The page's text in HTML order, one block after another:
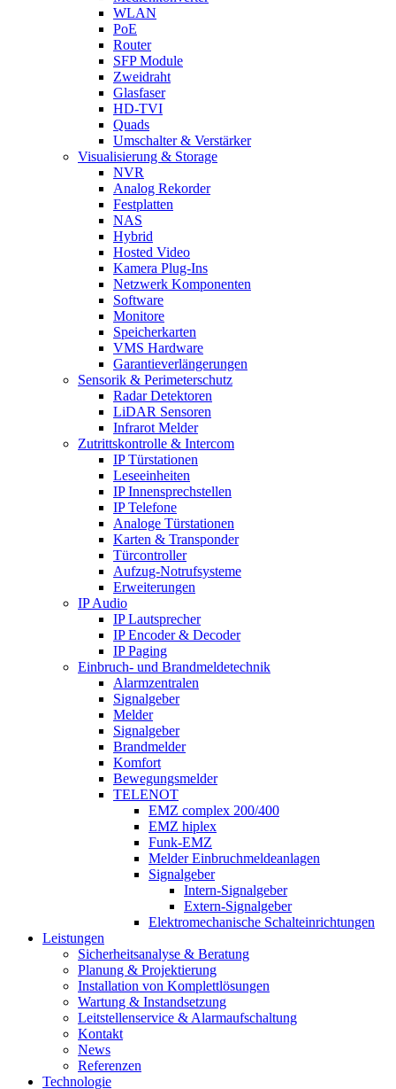
WLAN
PoE
Router
SFP Module
Zweidraht
Glasfaser
HD-TVI
Quads
Umschalter & Verstärker
Visualisierung & Storage
NVR
Analog Rekorder
Festplatten
NAS
Hybrid
Hosted Video
Kamera Plug-Ins
Netzwerk Komponenten
Software
Monitore
Speicherkarten
VMS Hardware
Garantieverlängerungen
Sensorik & Perimeterschutz
Radar Detektoren
LiDAR Sensoren
Infrarot Melder
Zutrittskontrolle & Intercom
IP Türstationen
Leseeinheiten
IP Innensprechstellen
IP Telefone
Analoge Türstationen
Karten & Transponder
Türcontroller
Aufzug-Notrufsysteme
Erweiterungen
IP Audio
IP Lautsprecher
IP Encoder & Decoder
IP Paging
Einbruch- und Brandmeldetechnik
Alarmzentralen
Signalgeber
Melder
Signalgeber
Brandmelder
Komfort
Bewegungsmelder
TELENOT
EMZ complex 200/400
EMZ hiplex
Funk-EMZ
Melder Einbruchmeldeanlagen
Signalgeber
Intern-Signalgeber
Extern-Signalgeber
Elektromechanische Schalteinrichtungen
Leistungen
Sicherheitsanalyse & Beratung
Planung & Projektierung​
Installation von Komplettlösungen
Wartung & Instandsetzung
Leitstellenservice & Alarmaufschaltung
Kontakt
News
Referenzen
Technologie